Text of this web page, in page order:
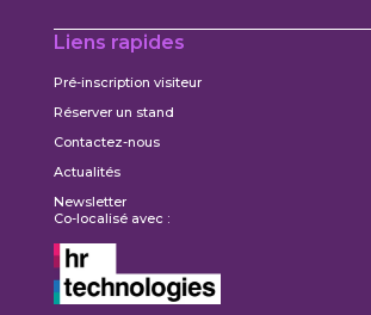
Liens rapides
Pré-inscription visiteur
Réserver un stand
Contactez-nous
Actualités
Newsletter
Co-localisé avec :